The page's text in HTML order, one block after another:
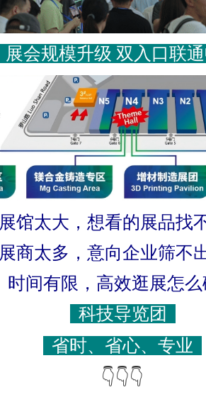
展会规模升级 双入口联
展馆太大，想看的展品找
展商太多，意向企业筛不
时间有限，高效逛展怎
科技导览团
省时、省心、专业
👇👇👇